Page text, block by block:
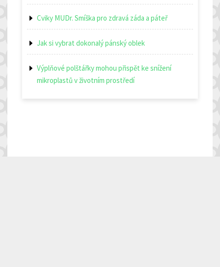
Cviky MUDr. Smíška pro zdravá záda a páteř
Jak si vybrat dokonalý pánský oblek
Výplňové polštářky mohou přispět ke snížení
mikroplastů v životním prostředí